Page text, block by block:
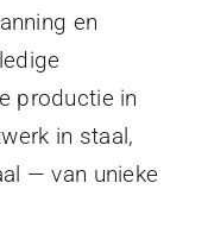
en
productie in
in staal,
— van unieke